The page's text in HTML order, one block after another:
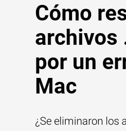
Cómo
archivos
por un
Mac
¿Se eliminaron los